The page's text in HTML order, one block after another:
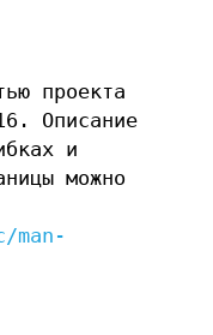
проекта
Описание
и
можно
man-